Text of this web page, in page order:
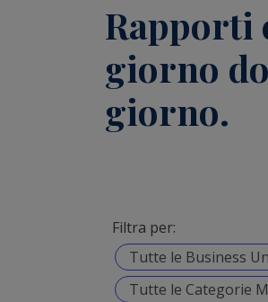
Rapporti
giorno
giorno.
Filtra per: